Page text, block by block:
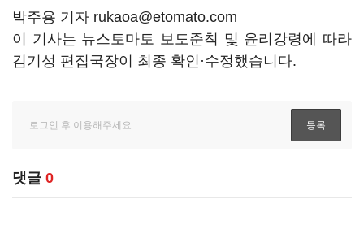
박주용 기자 rukaoa@etomato.com
이 기사는 뉴스토마토 보도준칙 및 윤리강령에 따라
김기성 편집국장이 최종 확인·수정했습니다.
댓글 0